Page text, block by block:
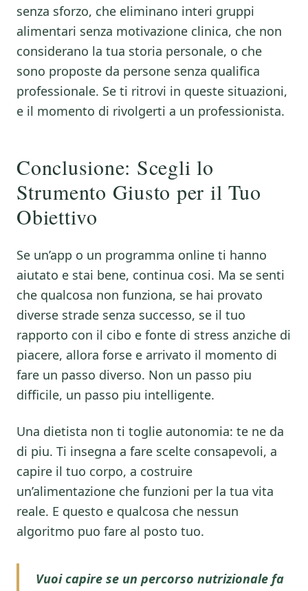
senza sforzo, che eliminano interi gruppi
alimentari senza motivazione clinica, che non
considerano la tua storia personale, o che
sono proposte da persone senza qualifica
professionale. Se ti ritrovi in queste situazioni,
e il momento di rivolgerti a un professionista.
Conclusione: Scegli lo
Strumento Giusto per il Tuo
Obiettivo
Se un’app o un programma online ti hanno
aiutato e stai bene, continua cosi. Ma se senti
che qualcosa non funziona, se hai provato
diverse strade senza successo, se il tuo
rapporto con il cibo e fonte di stress anziche di
piacere, allora forse e arrivato il momento di
fare un passo diverso. Non un passo piu
difficile, un passo piu intelligente.
Una dietista non ti toglie autonomia: te ne da
di piu. Ti insegna a fare scelte consapevoli, a
capire il tuo corpo, a costruire
un’alimentazione che funzioni per la tua vita
reale. E questo e qualcosa che nessun
algoritmo puo fare al posto tuo.
Vuoi capire se un percorso nutrizionale fa